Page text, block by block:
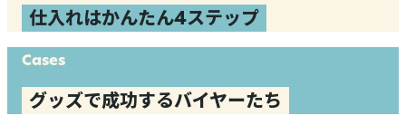
仕入れはかんたん4ステップ
Cases
グッズで成功するバイヤーたち